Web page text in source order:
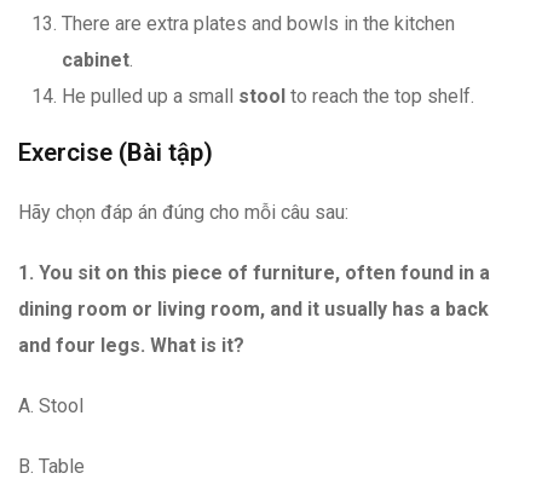
There are extra plates and bowls in the kitchen
cabinet.
He pulled up a small stool to reach the top shelf.
Exercise (Bài tập)
Hãy chọn đáp án đúng cho mỗi câu sau:
1. You sit on this piece of furniture, often found in a
dining room or living room, and it usually has a back
and four legs. What is it?
A. Stool
B. Table